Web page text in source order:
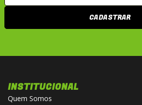
CADASTRAR
INSTITUCIONAL
Quem Somos